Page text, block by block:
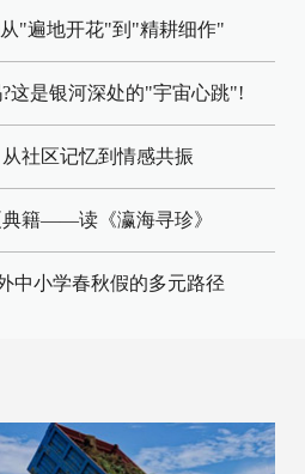
从"遍地开花"到"精耕细作"
这是银河深处的"宇宙心跳"!
社区记忆到情感共振
籍——读《瀛海寻珍》
中小学春秋假的多元路径